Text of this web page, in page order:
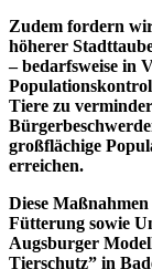
Zudem fordern
höherer
– bedarfsweise in
Tiere zu
großflächige
erreichen.
Diese
Fütterung sowie
Augsburger
Tierschutz” in